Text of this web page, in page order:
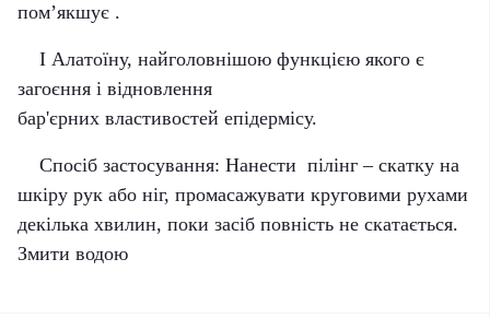
пом’якшує .
І Алатоїну, найголовнішою функцією якого є
загоєння і відновлення
бар'єрних властивостей епідермісу.
Спосіб застосування: Нанести пілінг – скатку на
шкіру рук або ніг, промасажувати круговими рухами
декілька хвилин, поки засіб повність не скатається.
Змити водою